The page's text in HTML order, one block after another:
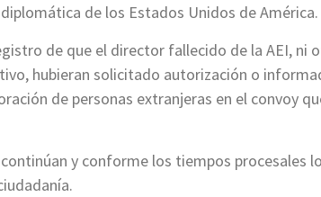
de los Estados Unidos de América.
de que el director fallecido de la AEI, ni
hubieran solicitado autorización o
de personas extranjeras en el convoy
y conforme los tiempos procesales